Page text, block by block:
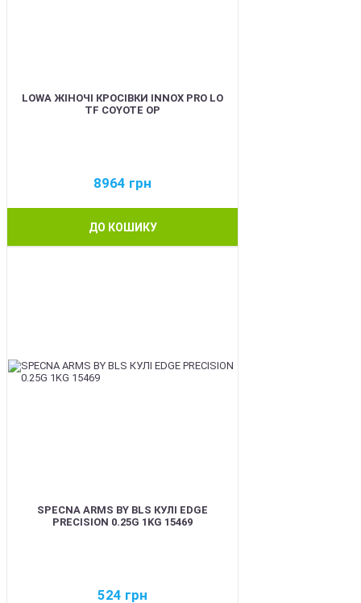
LOWA ЖІНОЧІ КРОСІВКИ INNOX PRO LO
TF COYOTE OP
8964 грн
ДО КОШИКУ
SPECNA ARMS BY BLS КУЛІ EDGE
PRECISION 0.25G 1KG 15469
524 грн